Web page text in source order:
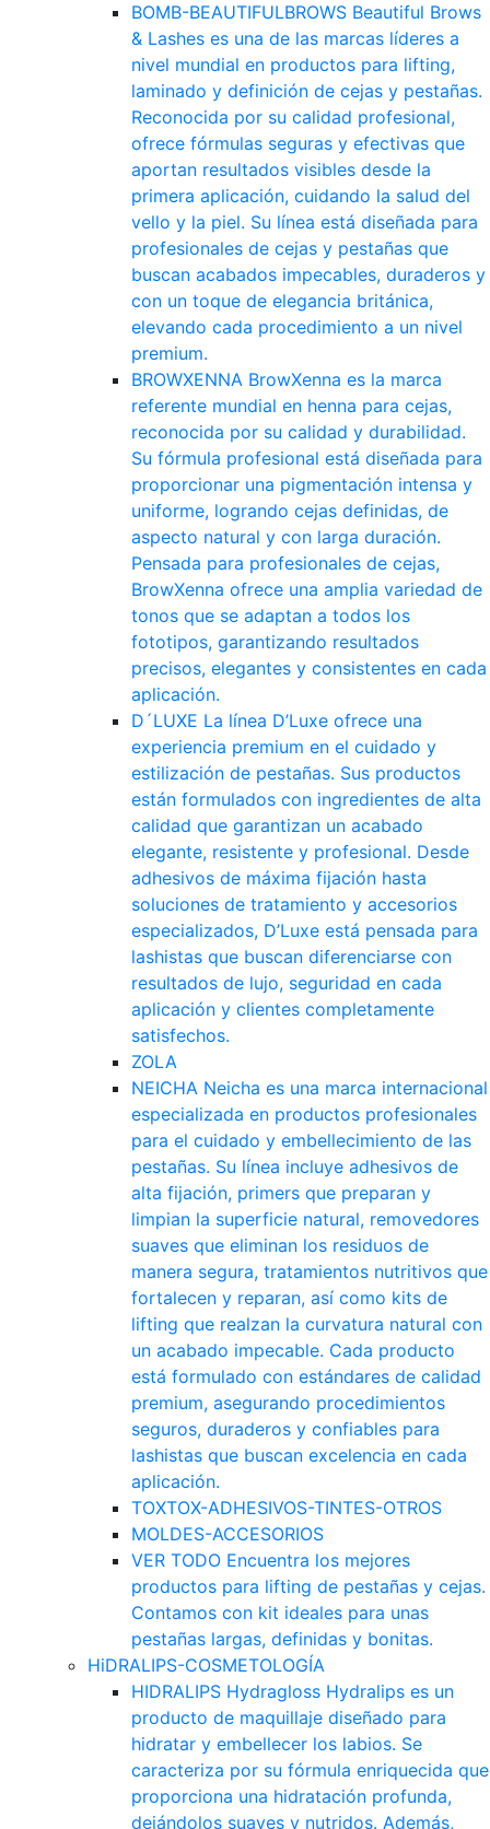
BOMB-BEAUTIFULBROWS Beautiful Brows
& Lashes es una de las marcas líderes a
nivel mundial en productos para lifting,
laminado y definición de cejas y pestañas.
Reconocida por su calidad profesional,
ofrece fórmulas seguras y efectivas que
aportan resultados visibles desde la
primera aplicación, cuidando la salud del
vello y la piel. Su línea está diseñada para
profesionales de cejas y pestañas que
buscan acabados impecables, duraderos y
con un toque de elegancia británica,
elevando cada procedimiento a un nivel
premium.
BROWXENNA BrowXenna es la marca
referente mundial en henna para cejas,
reconocida por su calidad y durabilidad.
Su fórmula profesional está diseñada para
proporcionar una pigmentación intensa y
uniforme, logrando cejas definidas, de
aspecto natural y con larga duración.
Pensada para profesionales de cejas,
BrowXenna ofrece una amplia variedad de
tonos que se adaptan a todos los
fototipos, garantizando resultados
precisos, elegantes y consistentes en cada
aplicación.
D´LUXE La línea D’Luxe ofrece una
experiencia premium en el cuidado y
estilización de pestañas. Sus productos
están formulados con ingredientes de alta
calidad que garantizan un acabado
elegante, resistente y profesional. Desde
adhesivos de máxima fijación hasta
soluciones de tratamiento y accesorios
especializados, D’Luxe está pensada para
lashistas que buscan diferenciarse con
resultados de lujo, seguridad en cada
aplicación y clientes completamente
satisfechos.
ZOLA
NEICHA Neicha es una marca internacional
especializada en productos profesionales
para el cuidado y embellecimiento de las
pestañas. Su línea incluye adhesivos de
alta fijación, primers que preparan y
limpian la superficie natural, removedores
suaves que eliminan los residuos de
manera segura, tratamientos nutritivos que
fortalecen y reparan, así como kits de
lifting que realzan la curvatura natural con
un acabado impecable. Cada producto
está formulado con estándares de calidad
premium, asegurando procedimientos
seguros, duraderos y confiables para
lashistas que buscan excelencia en cada
aplicación.
TOXTOX-ADHESIVOS-TINTES-OTROS
MOLDES-ACCESORIOS
VER TODO Encuentra los mejores
productos para lifting de pestañas y cejas.
Contamos con kit ideales para unas
pestañas largas, definidas y bonitas.
HiDRALIPS-COSMETOLOGÍA
HIDRALIPS Hydragloss Hydralips es un
producto de maquillaje diseñado para
hidratar y embellecer los labios. Se
caracteriza por su fórmula enriquecida que
proporciona una hidratación profunda,
dejándolos suaves y nutridos. Además,